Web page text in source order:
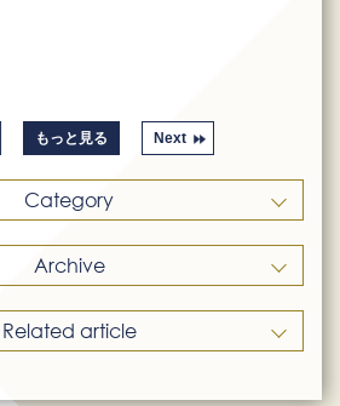
もっと見る Next
Category
Archive
Related article